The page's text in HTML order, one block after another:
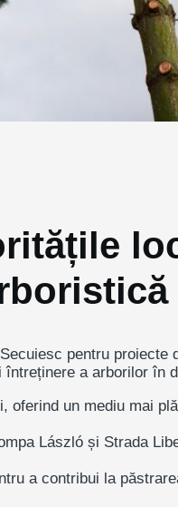
pentru proiecte
a arborilor în
, oferind un mediu mai
László și Strada
a contribui la